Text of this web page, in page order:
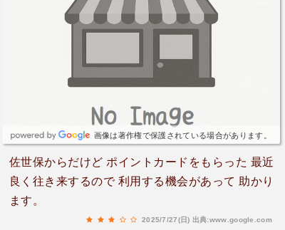
画像は著作権で保護されている場合があります。
佐世保からだけど ポイントカードをもらった 最近
良く往き来するので 利用する機会があって 助かり
ます。
2025/7/27(日) 出典:www.google.com